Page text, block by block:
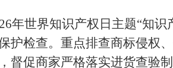
年世界知识产权日主题“知
护检查。重点排查商标侵权
督促商家严格落实进货查验